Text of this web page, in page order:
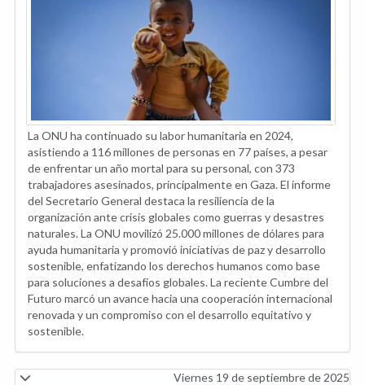
La ONU ha continuado su labor humanitaria en 2024,
asistiendo a 116 millones de personas en 77 países, a pesar
de enfrentar un año mortal para su personal, con 373
trabajadores asesinados, principalmente en Gaza. El informe
del Secretario General destaca la resiliencia de la
organización ante crisis globales como guerras y desastres
naturales. La ONU movilizó 25.000 millones de dólares para
ayuda humanitaria y promovió iniciativas de paz y desarrollo
sostenible, enfatizando los derechos humanos como base
para soluciones a desafíos globales. La reciente Cumbre del
Futuro marcó un avance hacia una cooperación internacional
renovada y un compromiso con el desarrollo equitativo y
sostenible.
Viernes 19 de septiembre de 2025